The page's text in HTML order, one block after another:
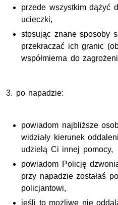
przede wszystkim dążyć
ucieczki,
stosując znane sposoby
przekraczać ich granic
współmierna do
3. po napadzie:
powiadom najbliższe
widziały kierunek
udzielą Ci innej pomocy,
powiadom Policję
przy napadzie zostałaś
policjantowi,
jeśli to możliwe nie